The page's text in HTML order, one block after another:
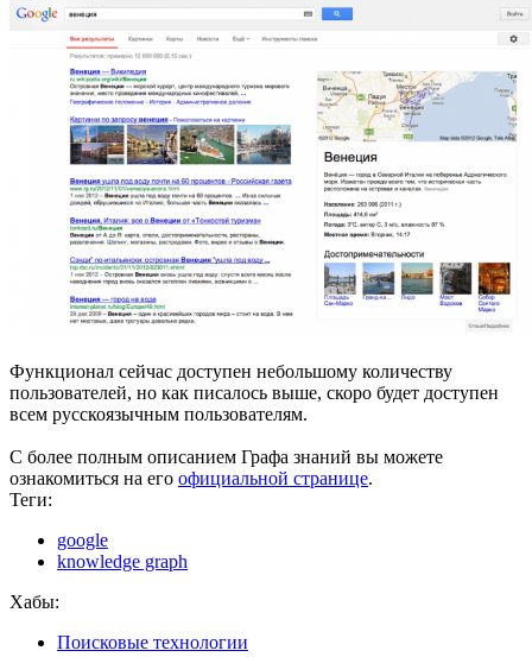
Функционал сейчас доступен небольшому количеству
пользователей, но как писалось выше, скоро будет доступен
всем русскоязычным пользователям.
С более полным описанием Графа знаний вы можете
ознакомиться на его официальной странице.
Теги:
google
knowledge graph
Хабы:
Поисковые технологии